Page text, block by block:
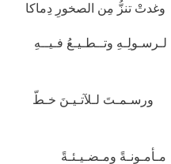
تنزُّ مِن الصخورِ دِماكا
وتــطـيـعُ فـيــهِ
ورسـمـتَ لـلآتـيـنَ خـطّ
ومـضـيـئـةً